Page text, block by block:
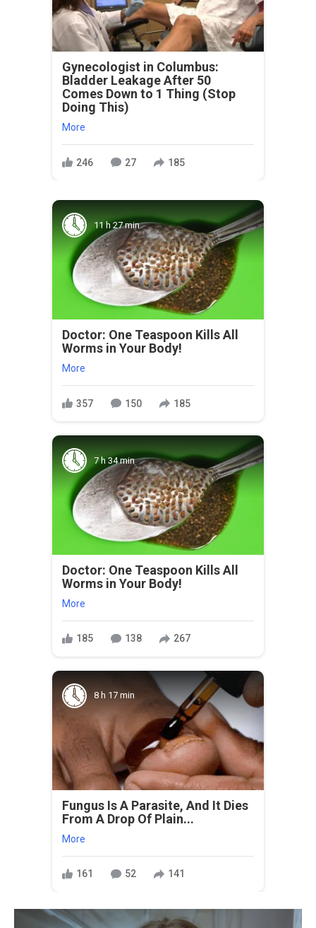
Gynecologist in Columbus:
Bladder Leakage After 50
Comes Down to 1 Thing (Stop
Doing This)
More
246 27 185
11 h 27 min
Doctor: One Teaspoon Kills All
Worms in Your Body!
More
357 150 185
7 h 34 min
Doctor: One Teaspoon Kills All
Worms in Your Body!
More
185 138 267
8 h 17 min
Fungus Is A Parasite, And It Dies
From A Drop Of Plain...
More
161 52 141